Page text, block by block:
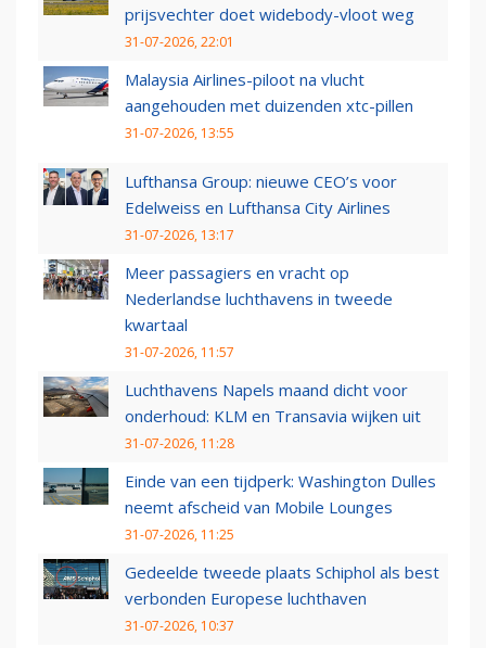
prijsvechter doet widebody-vloot weg
31-07-2026, 22:01
Malaysia Airlines-piloot na vlucht
aangehouden met duizenden xtc-pillen
31-07-2026, 13:55
Lufthansa Group: nieuwe CEO’s voor
Edelweiss en Lufthansa City Airlines
31-07-2026, 13:17
Meer passagiers en vracht op
Nederlandse luchthavens in tweede
kwartaal
31-07-2026, 11:57
Luchthavens Napels maand dicht voor
onderhoud: KLM en Transavia wijken uit
31-07-2026, 11:28
Einde van een tijdperk: Washington Dulles
neemt afscheid van Mobile Lounges
31-07-2026, 11:25
Gedeelde tweede plaats Schiphol als best
verbonden Europese luchthaven
31-07-2026, 10:37